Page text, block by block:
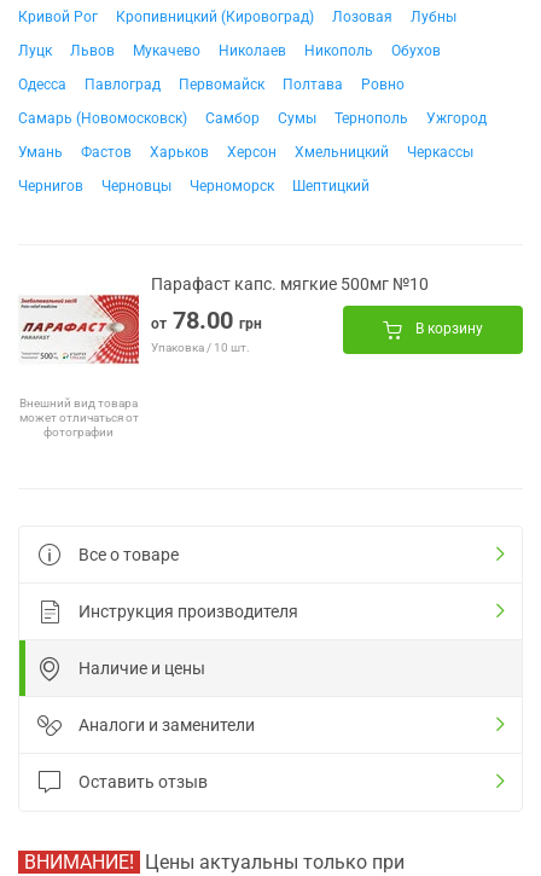
Кривой Рог
Кропивницкий (Кировоград) Лозовая
Лубны
Луцк
Львов Мукачево Николаев Никополь
Обухов
Одесса
Павлоград Первомайск Полтава
Ровно
Самарь (Новомосковск)
Самбор Сумы Тернополь
Ужгород
Умань
Фастов Харьков Херсон Хмельницкий
Черкассы
Чернигов
Черновцы Черноморск Шептицкий
Внешний вид товара
может отличаться от
фотографии
Парафаст капс. мягкие 500мг №10
от 78.00 грн
Упаковка / 10 шт.
В корзину
Все о товаре
Инструкция производителя
Наличие и цены
Аналоги и заменители
Оставить отзыв
ВНИМАНИЕ! Цены актуальны только при